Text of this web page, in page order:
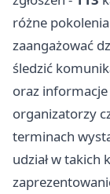
różne
zaangażować
śledzić
oraz informacje
organizatorzy
terminach
udział w takich